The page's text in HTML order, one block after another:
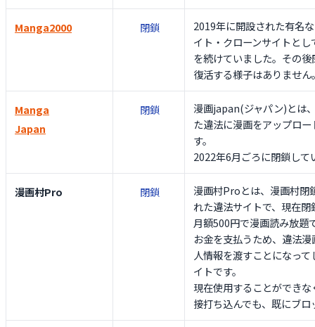
Manga2000 閉鎖
2019年に開設された有名
イト・クローンサイトと
を続けていました。その
復活する様子はありません
Manga
Japan
閉鎖
漫画japan(ジャパン)とは
た違法に漫画をアップロ
す。
2022年6月ごろに閉鎖して
漫画村Pro 閉鎖
漫画村Proとは、漫画村閉
れた違法サイトで、現在閉
月額500円で漫画読み放題
お金を支払うため、違法
人情報を渡すことになっ
イトです。
現在使用することができ
接打ち込んでも、既にブ